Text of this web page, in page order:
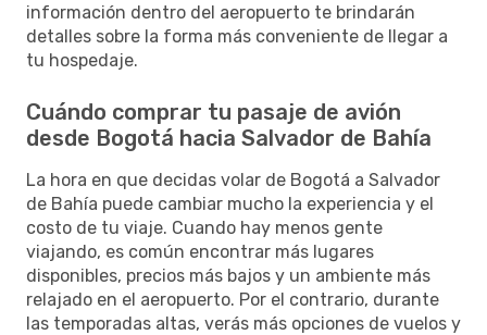
información dentro del aeropuerto te brindarán
detalles sobre la forma más conveniente de llegar a
tu hospedaje.
Cuándo comprar tu pasaje de avión
desde Bogotá hacia Salvador de Bahía
La hora en que decidas volar de Bogotá a Salvador
de Bahía puede cambiar mucho la experiencia y el
costo de tu viaje. Cuando hay menos gente
viajando, es común encontrar más lugares
disponibles, precios más bajos y un ambiente más
relajado en el aeropuerto. Por el contrario, durante
las temporadas altas, verás más opciones de vuelos y